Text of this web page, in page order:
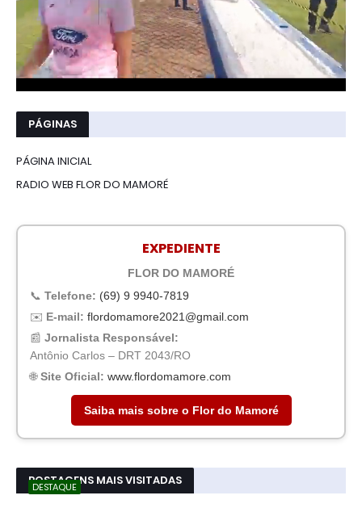
PÁGINAS
PÁGINA INICIAL
RADIO WEB FLOR DO MAMORÉ
EXPEDIENTE
FLOR DO MAMORÉ
📞 Telefone: (69) 9 9940-7819
✉️ E-mail: flordomamore2021@gmail.com
📰 Jornalista Responsável:
Antônio Carlos – DRT 2043/RO
🌐Site Oficial: www.flordomamore.com
Saiba mais sobre o Flor do Mamoré
POSTAGENS MAIS VISITADAS
DESTAQUE